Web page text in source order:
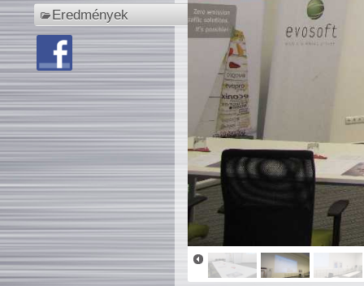
Eredmények